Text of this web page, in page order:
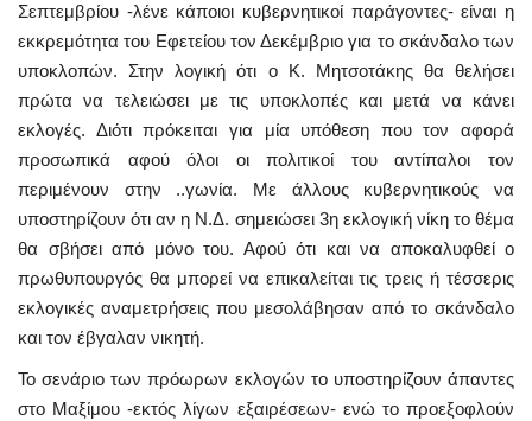
Σεπτεμβρίου -λένε κάποιοι κυβερνητικοί παράγοντες- είναι η
εκκρεμότητα του Εφετείου τον Δεκέμβριο για το σκάνδαλο των
υποκλοπών. Στην λογική ότι ο Κ. Μητσοτάκης θα θελήσει
πρώτα να τελειώσει με τις υποκλοπές και μετά να κάνει
εκλογές. Διότι πρόκειται για μία υπόθεση που τον αφορά
προσωπικά αφού όλοι οι πολιτικοί του αντίπαλοι τον
περιμένουν στην ..γωνία. Με άλλους κυβερνητικούς να
υποστηρίζουν ότι αν η Ν.Δ. σημειώσει 3η εκλογική νίκη το θέμα
θα σβήσει από μόνο του. Αφού ότι και να αποκαλυφθεί ο
πρωθυπουργός θα μπορεί να επικαλείται τις τρεις ή τέσσερις
εκλογικές αναμετρήσεις που μεσολάβησαν από το σκάνδαλο
και τον έβγαλαν νικητή.
Το σενάριο των πρόωρων εκλογών το υποστηρίζουν άπαντες
στο Μαξίμου -εκτός λίγων εξαιρέσεων- ενώ το προεξοφλούν